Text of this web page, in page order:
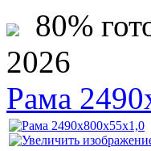
80%
2026
Рама